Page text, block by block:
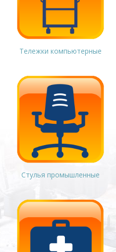
Тележки компьютерные
Стулья промышленные